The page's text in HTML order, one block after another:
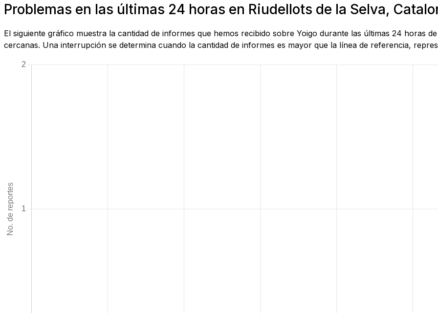
Problemas en las últimas 24 horas en Riudellots de la Selva,
El siguiente gráfico muestra la cantidad de informes que hemos recibido sobre Yoigo durante las últimas 24 horas
cercanas. Una interrupción se determina cuando la cantidad de informes es mayor que la línea de referencia,